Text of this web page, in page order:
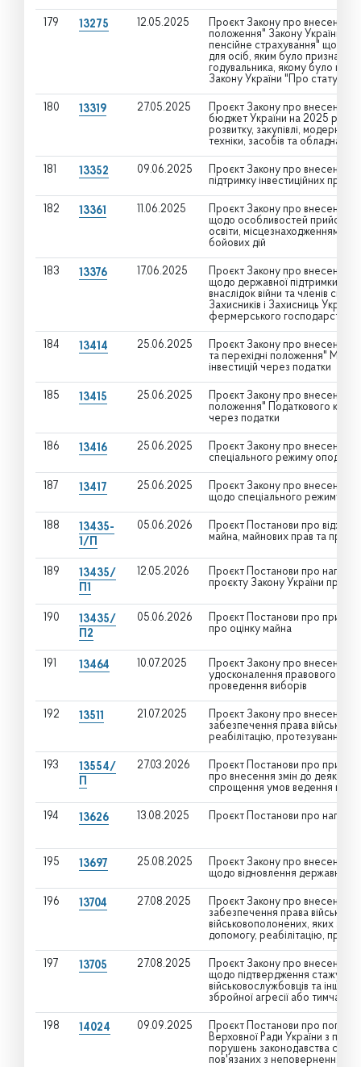
179 13275 12.05.2025
Проєкт Закону про внесення
положення" Закону України
пенсійне страхування" щодо
для осіб, яким було
годувальника, якому було
Закону України "Про статус
180 13319 27.05.2025
Проєкт Закону про внесення
бюджет України на 2025 рік"
розвитку, закупівлі,
техніки, засобів та
181 13352 09.06.2025
Проєкт Закону про внесення
підтримку інвестиційних
182 13361 11.06.2025
Проєкт Закону про внесення
щодо особливостей прийому
освіти, місцезнаходженням
бойових дій
183 13376 17.06.2025
Проєкт Закону про внесення
щодо державної підтримки
внаслідок війни та членів
Захисників і Захисниць
фермерського господарства та
184 13414 25.06.2025
Проєкт Закону про внесення
та перехідні положення"
інвестицій через податки
185 13415 25.06.2025
Проєкт Закону про внесення
положення" Податкового
через податки
186 13416 25.06.2025
Проєкт Закону про внесення
спеціального режиму
187 13417 25.06.2025
Проєкт Закону про внесення
щодо спеціального режиму
188
13435-
1/П
05.06.2026
Проєкт Постанови про
майна, майнових прав та
189
13435/
П1
12.05.2026
Проєкт Постанови про
проєкту Закону України про
190
13435/
П2
05.06.2026
Проєкт Постанови про
про оцінку майна
191 13464 10.07.2025
Проєкт Закону про внесення
удосконалення правового
проведення виборів
192 13511 21.07.2025
Проєкт Закону про внесення
забезпечення права
реабілітацію, протезування
193
13554/
П
27.03.2026
Проєкт Постанови про
про внесення змін до деяких
спрощення умов ведення
194 13626 13.08.2025 Проєкт Постанови про
195 13697 25.08.2025
Проєкт Закону про внесення
щодо відновлення державного
196 13704 27.08.2025
Проєкт Закону про внесення
забезпечення права
військовополонених, яких
допомогу, реабілітацію,
197 13705 27.08.2025
Проєкт Закону про внесення
щодо підтвердження стажу
військовослужбовців та інших
збройної агресії або
198 14024 09.09.2025
Проєкт Постанови про
Верховної Ради України з
порушень законодавства
пов'язаних з неповерненням